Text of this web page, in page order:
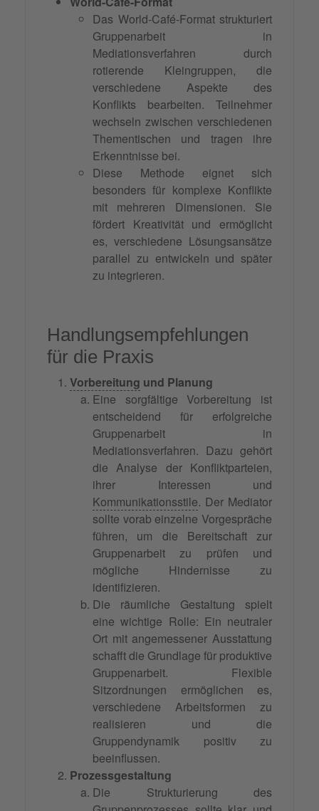
Das World-Café-Format strukturiert
Gruppenarbeit in
Mediationsverfahren durch
rotierende Kleingruppen, die
verschiedene Aspekte des
Konflikts bearbeiten. Teilnehmer
wechseln zwischen verschiedenen
Thementischen und tragen ihre
Erkenntnisse bei.
Diese Methode eignet sich
besonders für komplexe Konflikte
mit mehreren Dimensionen. Sie
fördert Kreativität und ermöglicht
es, verschiedene Lösungsansätze
parallel zu entwickeln und später
zu integrieren.
Handlungsempfehlungen
für die Praxis
Vorbereitung und Planung
Eine sorgfältige Vorbereitung ist
entscheidend für erfolgreiche
Gruppenarbeit in
Mediationsverfahren. Dazu gehört
die Analyse der Konfliktparteien,
ihrer Interessen und
Kommunikationsstile. Der Mediator
sollte vorab einzelne Vorgespräche
führen, um die Bereitschaft zur
Gruppenarbeit zu prüfen und
mögliche Hindernisse zu
identifizieren.
Die räumliche Gestaltung spielt
eine wichtige Rolle: Ein neutraler
Ort mit angemessener Ausstattung
schafft die Grundlage für produktive
Gruppenarbeit. Flexible
Sitzordnungen ermöglichen es,
verschiedene Arbeitsformen zu
realisieren und die
Gruppendynamik positiv zu
beeinflussen.
Prozessgestaltung
Die Strukturierung des